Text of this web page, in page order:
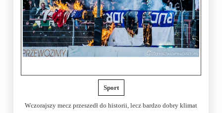
Sport
Wczorajszy mecz przeszedł do historii, lecz bardzo dobry klimat